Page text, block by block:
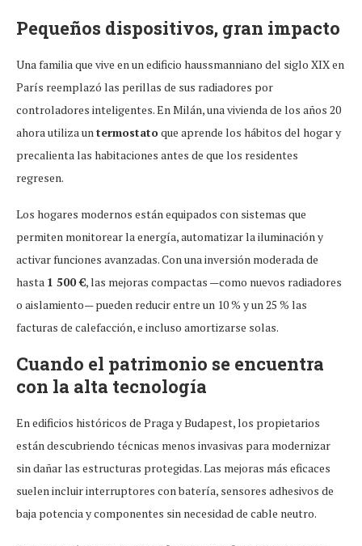
Pequeños dispositivos, gran impacto
Una familia que vive en un edificio haussmanniano del siglo XIX en
París reemplazó las perillas de sus radiadores por
controladores inteligentes. En Milán, una vivienda de los años 20
ahora utiliza untermostatoque aprende los hábitos del hogar y
precalienta las habitaciones antes de que los residentes
regresen.
Los hogares modernos están equipados con sistemas que
permiten monitorear la energía, automatizar la iluminación y
activar funciones avanzadas. Con una inversión moderada de
hasta 1 500 €, las mejoras compactas —como nuevos radiadores
o aislamiento— pueden reducir entre un 10 % y un 25 % las
facturas de calefacción, e incluso amortizarse solas.
Cuando el patrimonio se encuentra
con la alta tecnología
En edificios históricos de Praga y Budapest, los propietarios
están descubriendo técnicas menos invasivas para modernizar
sin dañar las estructuras protegidas. Las mejoras más eficaces
suelen incluir interruptores con batería, sensores adhesivos de
baja potencia y componentes sin necesidad de cable neutro.